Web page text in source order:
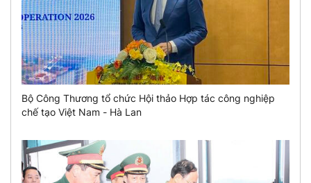
Bộ Công Thương tổ chức Hội thảo Hợp tác công nghiệp
chế tạo Việt Nam - Hà Lan